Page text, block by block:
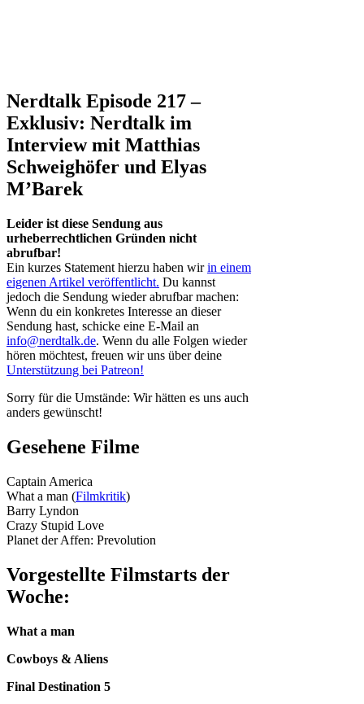
Nerdtalk Episode 217 –
Exklusiv: Nerdtalk im
Interview mit Matthias
Schweighöfer und Elyas
M’Barek
Leider ist diese Sendung aus
urheberrechtlichen Gründen nicht
abrufbar!
Ein kurzes Statement hierzu haben wirin einem
eigenen Artikel veröffentlicht. Du kannst
jedoch die Sendung wieder abrufbar machen:
Wenn du ein konkretes Interesse an dieser
Sendung hast, schicke eine E-Mail an
info@nerdtalk.de. Wenn du alle Folgen wieder
hören möchtest, freuen wir uns über deine
Unterstützung bei Patreon!
Sorry für die Umstände: Wir hätten es uns auch
anders gewünscht!
Gesehene Filme
Captain America
What a man (Filmkritik)
Barry Lyndon
Crazy Stupid Love
Planet der Affen: Prevolution
Vorgestellte Filmstarts der
Woche:
What a man
Cowboys & Aliens
Final Destination 5